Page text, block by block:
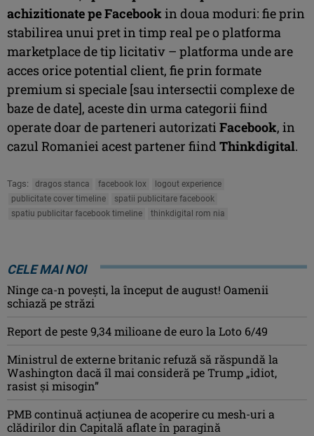
achizitionate pe Facebookin doua moduri: fie prin
stabilirea unui pret in timp real pe o platforma
marketplace de tip licitativ – platforma unde are
acces orice potential client, fie prin formate
premium si speciale [sau intersectii complexe de
baze de date], aceste din urma categorii fiind
operate doar de parteneri autorizatiFacebook, in
cazul Romaniei acest partener fiind Thinkdigital.
Tags: dragos stanca facebook lox
logout experience
publicitate cover timeline
spatii publicitare facebook
spatiu publicitar facebook timeline
thinkdigital rom nia
CELE MAI NOI
Ninge ca-n povești, la început de august! Oamenii
schiază pe străzi
Report de peste 9,34 milioane de euro la Loto 6/49
Ministrul de externe britanic refuză să răspundă la
Washington dacă îl mai consideră pe Trump „idiot,
rasist şi misogin”
PMB continuă acțiunea de acoperire cu mesh-uri a
clădirilor din Capitală aflate în paragină